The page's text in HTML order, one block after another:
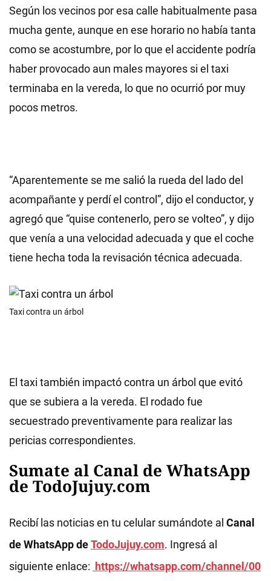
Según los vecinos por esa calle habitualmente pasa
mucha gente, aunque en ese horario no había tanta
como se acostumbre, por lo que el accidente podría
haber provocado aun males mayores si el taxi
terminaba en la vereda, lo que no ocurrió por muy
pocos metros.
“Aparentemente se me salió la rueda del lado del
acompañante y perdí el control”, dijo el conductor, y
agregó que “quise contenerlo, pero se volteo”, y dijo
que venía a una velocidad adecuada y que el coche
tiene hecha toda la revisación técnica adecuada.
Taxi contra un árbol
El taxi también impactó contra un árbol que evitó
que se subiera a la vereda. El rodado fue
secuestrado preventivamente para realizar las
pericias correspondientes.
Sumate al Canal de WhatsApp
de TodoJujuy.com
Recibí las noticias en tu celular sumándote al Canal
de WhatsApp deTodoJujuy.com. Ingresá al
siguiente enlace: https://whatsapp.com/channel/00